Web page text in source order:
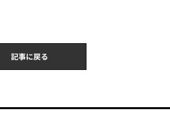
記事に戻る